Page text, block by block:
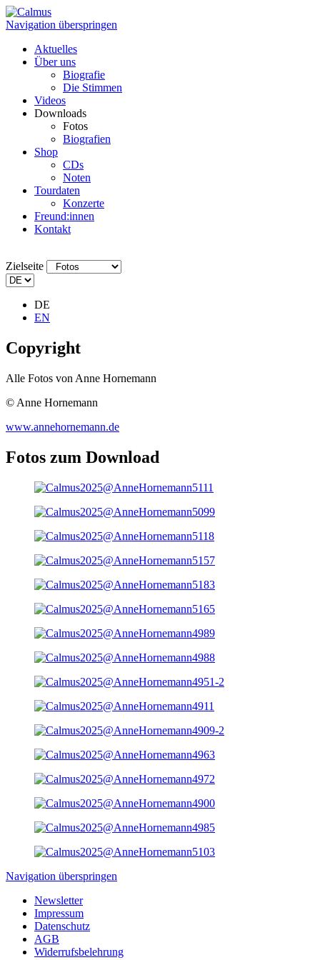
Navigation überspringen
Aktuelles
Über uns
Biografie
Die Stimmen
Videos
Downloads
Fotos
Biografien
Shop
CDs
Noten
Tourdaten
Konzerte
Freund:innen
Kontakt
Zielseite
DE
EN
Copyright
Alle Fotos von Anne Hornemann
© Anne Hornemann
www.annehornemann.de
Fotos zum Download
Navigation überspringen
Newsletter
Impressum
Datenschutz
AGB
Widerrufsbelehrung